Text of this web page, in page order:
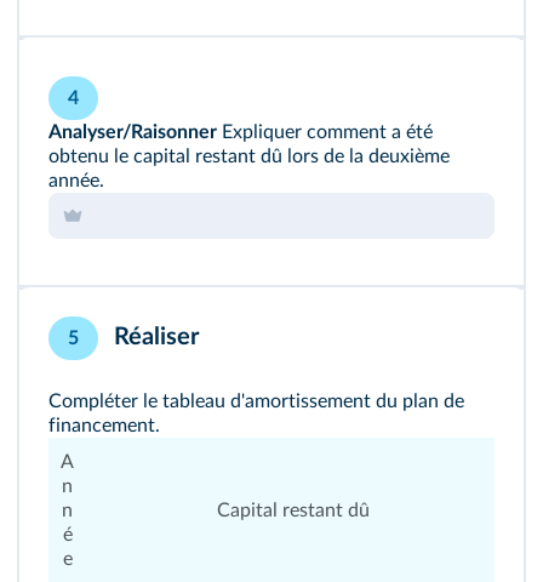
4
Analyser/Raisonner Expliquer comment a été
obtenu le capital restant dû lors de la deuxième
année.
5 Réaliser
Compléter le tableau d'amortissement du plan de
financement.
A
n
n
é
e
Capital restant dû